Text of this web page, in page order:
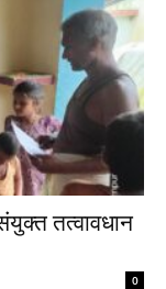
तत्वावधान
0